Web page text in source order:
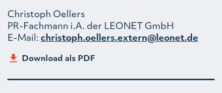
Christoph Oellers
PR-Fachmann i.A. der LEONET GmbH
E-Mail: christoph.oellers.extern@leonet.de
Download als PDF